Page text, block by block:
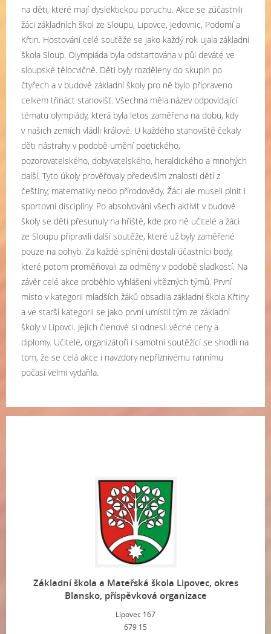
na děti, které mají dyslektickou poruchu. Akce se zúčastnili
žáci základních škol ze Sloupu, Lipovce, Jedovnic, Podomí a
Křtin. Hostování celé soutěže se jako každý rok ujala základní
škola Sloup. Olympiáda byla odstartována v půl deváté ve
sloupské tělocvičně. Děti byly rozděleny do skupin po
čtyřech a v budově základní školy pro ně bylo připraveno
celkem třináct stanovišť. Všechna měla název odpovídající
tématu olympiády, která byla letos zaměřena na dobu, kdy
v našich zemích vládli králové. U každého stanoviště čekaly
děti nástrahy v podobě umění poetického,
pozorovatelského, dobyvatelského, heraldického a mnohých
další. Tyto úkoly prověřovaly především znalosti dětí z
češtiny, matematiky nebo přírodovědy. Žáci ale museli plnit i
sportovní disciplíny. Po absolvování všech aktivit v budově
školy se děti přesunuly na hřiště, kde pro ně učitelé a žáci
ze Sloupu připravili další soutěže, které už byly zaměřené
pouze na pohyb. Za každé splnění dostali účastníci body,
které potom proměňovali za odměny v podobě sladkostí. Na
závěr celé akce proběhlo vyhlášení vítězných týmů. První
místo v kategorii mladších žáků obsadila základní škola Křtiny
a ve starší kategorii se jako první umístil tým ze základní
školy v Lipovci. Jejich členové si odnesli věcné ceny a
diplomy. Učitelé, organizátoři i samotní soutěžící se shodli na
tom, že se celá akce i navzdory nepříznivému rannímu
počasí velmi vydařila.
Základní škola a Mateřská škola Lipovec, okres
Blansko, příspěvková organizace
Lipovec 167
679 15